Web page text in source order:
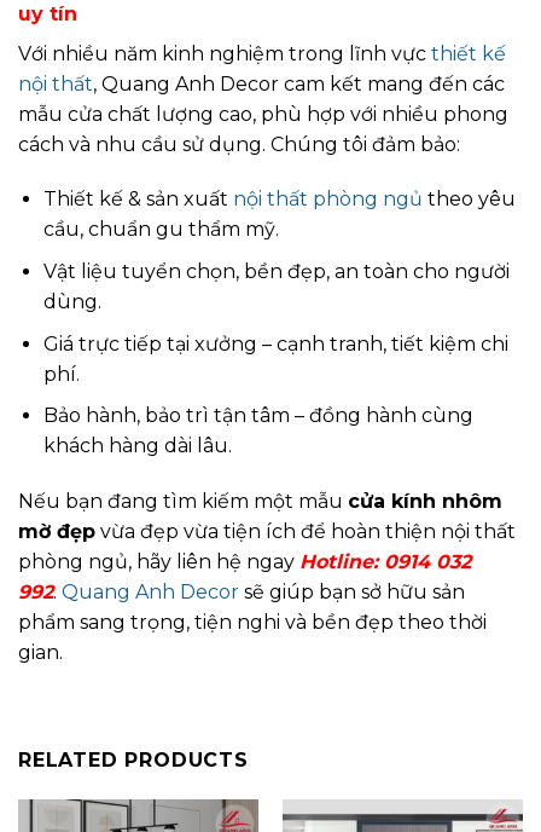
uy tín
Với nhiều năm kinh nghiệm trong lĩnh vực thiết kế
nội thất, Quang Anh Decor cam kết mang đến các
mẫu cửa chất lượng cao, phù hợp với nhiều phong
cách và nhu cầu sử dụng. Chúng tôi đảm bảo:
Thiết kế & sản xuất nội thất phòng ngủ theo yêu
cầu, chuẩn gu thẩm mỹ.
Vật liệu tuyển chọn, bền đẹp, an toàn cho người
dùng.
Giá trực tiếp tại xưởng – cạnh tranh, tiết kiệm chi
phí.
Bảo hành, bảo trì tận tâm – đồng hành cùng
khách hàng dài lâu.
Nếu bạn đang tìm kiếm một mẫu cửa kính nhôm
mờ đẹp vừa đẹp vừa tiện ích để hoàn thiện nội thất
phòng ngủ, hãy liên hệ ngay Hotline: 0914 032
992. Quang Anh Decor sẽ giúp bạn sở hữu sản
phẩm sang trọng, tiện nghi và bền đẹp theo thời
gian.
RELATED PRODUCTS